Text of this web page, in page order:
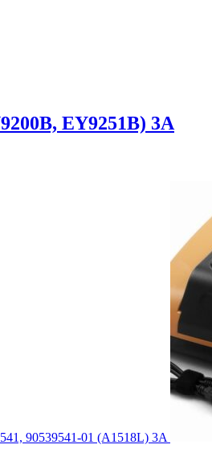
EY9251B) 3A
90539541-01 (A1518L) 3A